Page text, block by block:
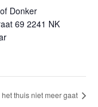
Donker
69 2241 NK
thuis niet meer gaat